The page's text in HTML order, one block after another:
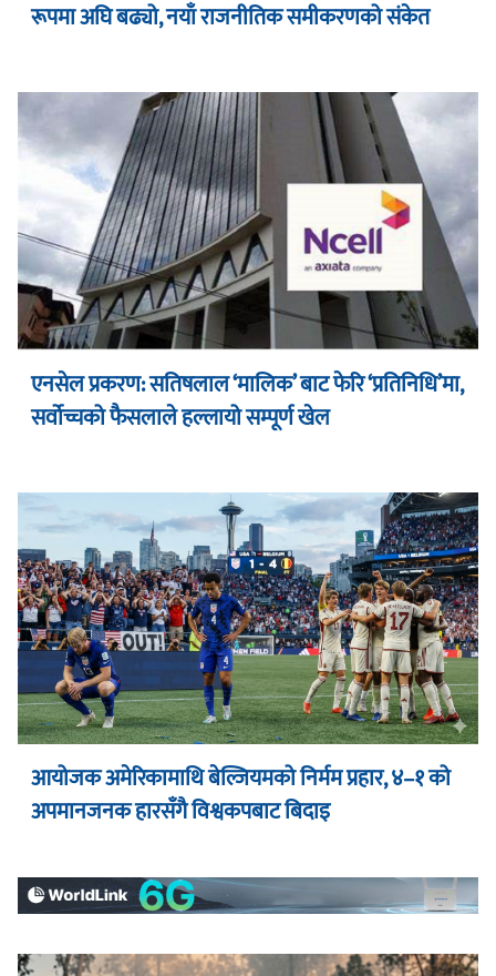
रूपमा अघि बढ्यो, नयाँ राजनीतिक समीकरणको संकेत
एनसेल प्रकरण: सतिषलाल ‘मालिक’ बाट फेरि ‘प्रतिनिधि’मा,
सर्वोच्चको फैसलाले हल्लायो सम्पूर्ण खेल
आयोजक अमेरिकामाथि बेल्जियमको निर्मम प्रहार, ४–१ को
अपमानजनक हारसँगै विश्वकपबाट बिदाइ